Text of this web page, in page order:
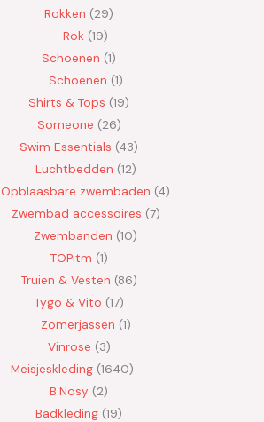
Rokken
29
Rok 19
Schoenen 1
Schoenen 1
Shirts & Tops 19
Someone 26
Swim Essentials 43
Luchtbedden 12
Opblaasbare zwembaden 4
Zwembad accessoires 7
Zwembanden 10
TOPitm 1
Truien & Vesten 86
Tygo & Vito 17
Zomerjassen 1
Vinrose 3
Meisjeskleding 1640
B.Nosy
2
Badkleding 19